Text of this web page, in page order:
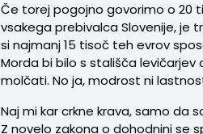
Če torej pogojno govorimo o 20
vsakega prebivalca Slovenije, je
si najmanj 15 tisoč teh evrov
Morda bi bilo s stališča
molčati. No ja, modrost ni
Naj mi kar crkne krava, samo da
Z novelo zakona o dohodnini se